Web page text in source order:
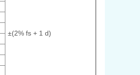
±(2% fs + 1 d)